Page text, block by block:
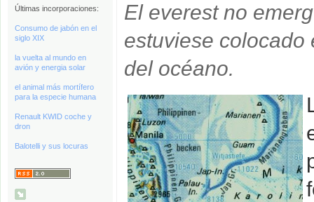
Últimas incorporaciones:
Consumo de jabón en el
siglo XIX
la vuelta al mundo en
avión y energia solar
el animal más mortífero
para la especie humana
Renault KWID coche y
dron
Balotelli y sus locuras
El everest no
estuviese colocado
del océano.